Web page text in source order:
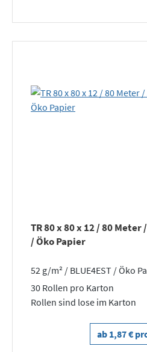
TR 80 x 80 x 12 / 80 Meter
/ Öko Papier
52 g/m² / BLUE4EST / Öko
30 Rollen pro Karton
Rollen sind lose im Karton
ab 1,87 €